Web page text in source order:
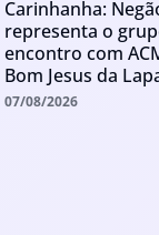
Carinhanha:
representa o
encontro com
Bom Jesus da
07/08/2026